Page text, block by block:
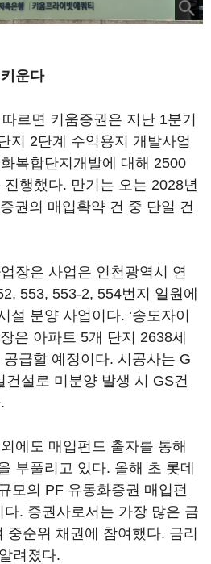
운다
르면 키움증권은 지난 1분기
지 2단계 수익용지 개발사업
복합단지개발에 대해 2500
행했다. 만기는 오는 2028년
권의 매입확약 건 중 단일 건
장은 사업은 인천광역시 연
553, 553-2, 554번지 일원에
설 분양 사업이다. ‘송도자이
은 아파트 5개 단지 2638세
급할 예정이다. 시공사는 G
건설로 미분양 발생 시 GS건
에도 매입펀드 출자를 통해
부풀리고 있다. 올해 초 롯데
모의 PF 유동화증권 매입펀
. 증권사로서는 가장 많은 금
중순위 채권에 참여했다. 금리
려졌다.